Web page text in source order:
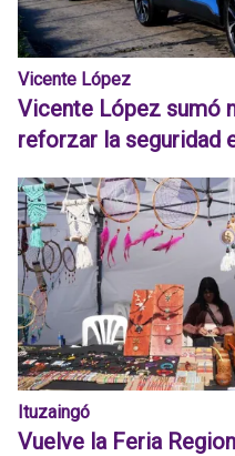
Vicente López
Vicente López sumó
reforzar la seguridad
Ituzaingó
Vuelve la Feria